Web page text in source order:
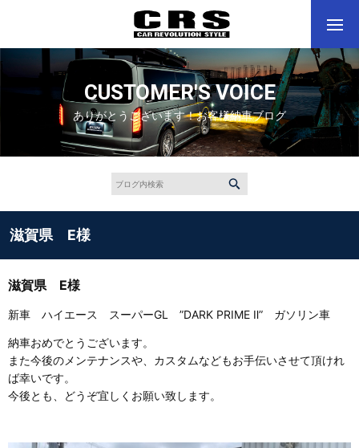
CUSTOMER'S VOICE
ありがとうございます！お客様納車ブログ
滋賀県 E様
滋賀県 E様
新車 ハイエース スーパーGL ”DARK PRIME Ⅱ” ガソリン車
納車おめでとうございます。
また今後のメンテナンスや、カスタムなどもお手伝いさせて頂けれ
ば幸いです。
今後とも、どうぞ宜しくお願い致します。